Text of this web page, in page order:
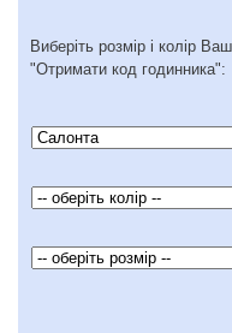
Виберіть розмір і колір
"Отримати код годинника":